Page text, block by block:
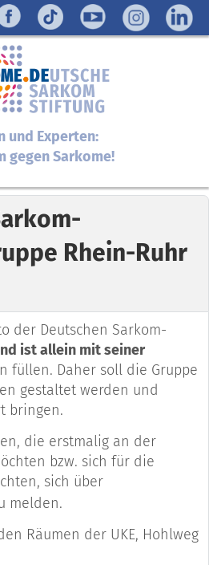
und Experten:
gegen Sarkome!
Rhein-Ruhr
der Deutschen Sarkom-
ist allein mit seiner
füllen. Daher soll die Gruppe
gestaltet werden und
bringen.
die erstmalig an der
bzw. sich für die
sich über
melden.
Räumen der UKE, Hohlweg